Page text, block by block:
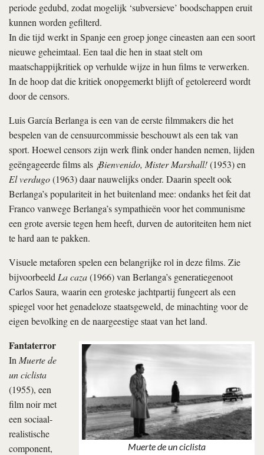
periode gedubd, zodat mogelijk ‘subversieve’ boodschappen eruit
kunnen worden gefilterd.
In die tijd werkt in Spanje een groep jonge cineasten aan een soort
nieuwe geheimtaal. Een taal die hen in staat stelt om
maatschappijkritiek op verhulde wijze in hun films te verwerken.
In de hoop dat die kritiek onopgemerkt blijft of getolereerd wordt
door de censors.
Luis García Berlanga is een van de eerste filmmakers die het
bespelen van de censuurcommissie beschouwt als een tak van
sport. Hoewel censors zijn werk flink onder handen nemen, lijden
geëngageerde films als ¡Bienvenido, Mister Marshall!(1953) en
El verdugo(1963) daar nauwelijks onder. Daarin speelt ook
Berlanga’s populariteit in het buitenland mee: ondanks het feit dat
Franco vanwege Berlanga’s sympathieën voor het communisme
een grote aversie tegen hem heeft, durven de autoriteiten hem niet
te hard aan te pakken.
Visuele metaforen spelen een belangrijke rol in deze films. Zie
bijvoorbeeld La caza(1966) van Berlanga’s generatiegenoot
Carlos Saura, waarin een groteske jachtpartij fungeert als een
spiegel voor het genadeloze staatsgeweld, de minachting voor de
eigen bevolking en de naargeestige staat van het land.
Muerte de un ciclista
Fantaterror
In Muerte de
un ciclista
(1955), een
film noir met
een sociaal-
realistische
component,